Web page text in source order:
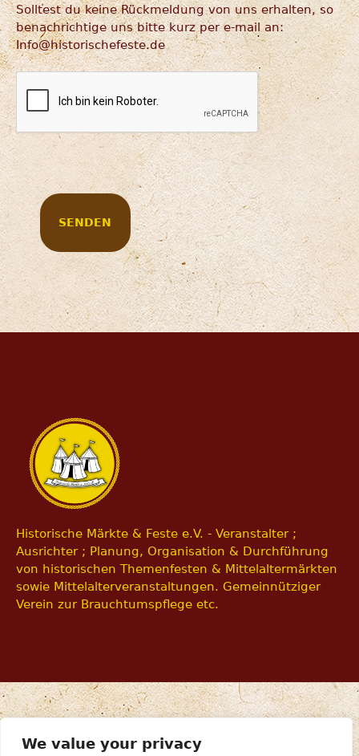
We value your privacy
Solltest du keine Rückmeldung von uns erhalten, so
benachrichtige uns bitte kurz per e-mail an:
Info@historischefeste.de
Historische Märkte & Feste e.V. - Veranstalter ;
Ausrichter ; Planung, Organisation & Durchführung
von historischen Themenfesten & Mittelaltermärkten
sowie Mittelalterveranstaltungen. Gemeinnütziger
Verein zur Brauchtumspflege etc.